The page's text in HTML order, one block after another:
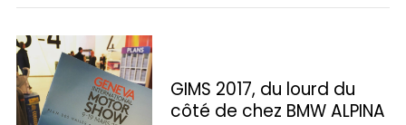
GIMS 2017, du lourd du
côté de chez BMW ALPINA